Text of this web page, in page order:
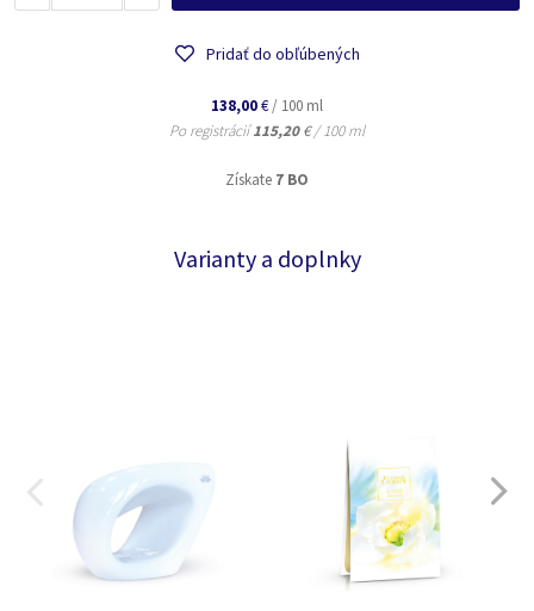
Pridať do obľúbených
138,00€ / 100 ml
Po registrácií115,20€ / 100 ml
Získate 7 BO
Varianty a doplnky